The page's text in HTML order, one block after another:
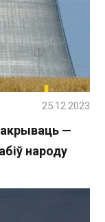
—
народу
25.12.2023